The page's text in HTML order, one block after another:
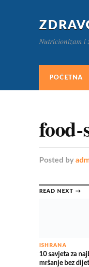
Nutricionizam i
POČETNA
Posted by
READ NEXT →
ISHRANA
10 savjeta za
mršanje bez